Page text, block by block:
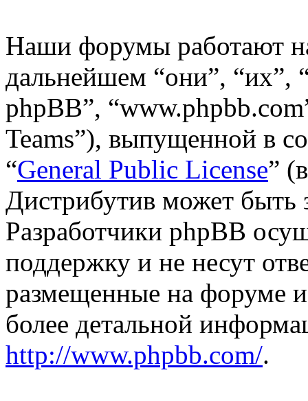
Наши форумы работают
дальнейшем “они”, “их”,
phpBB”,
Teams”), выпущенной в
“General Public License”
Дистрибутив может быть
Разработчики phpBB
поддержку и не несут
размещенные на форуме
более детальной
http://www.phpbb.com/.